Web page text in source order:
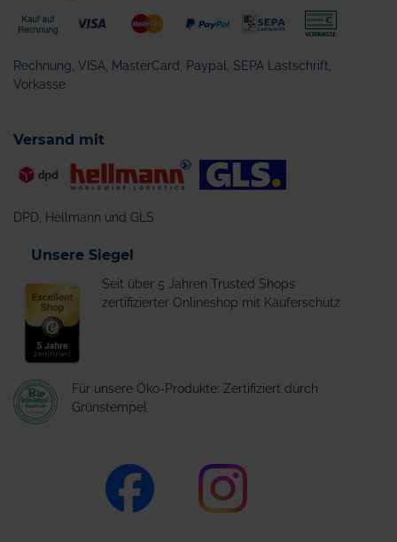
Rechnung, VISA, MasterCard, Paypal, SEPA Lastschrift,
Vorkasse
Versand mit
DPD, Hellmann und GLS
Unsere Siegel
Seit über 5 Jahren Trusted Shops
zertifizierter Onlineshop mit Käuferschutz
Für unsere Öko-Produkte: Zertifiziert durch
Grünstempel